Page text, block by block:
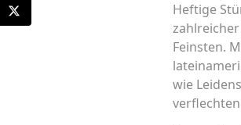
Heftige
Feinsten.
wie